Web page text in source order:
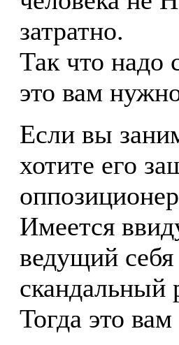
затратно.
Так что надо
это вам
Если вы
хотите его
Имеется
ведущий себя
скандальный
Тогда это